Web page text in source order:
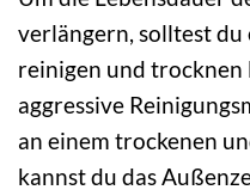
verlängern, solltest du
reinigen und trocknen
aggressive
an einem trockenen
kannst du das